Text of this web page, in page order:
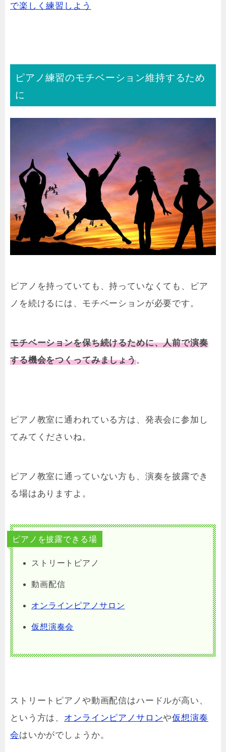
で楽しく練習しよう
ピアノ練習のモチベーション維持するため
に
ピアノを持っていても、持っていなくても、ピア
ノを続けるには、モチベーションが必要です。
モチベーションを保ち続けるために、人前で演奏
する機会をつくってみましょう。
ピアノ教室に通われている方は、発表会に参加し
てみてくださいね。
ピアノ教室に通っていない方も、演奏を披露でき
る場はありますよ。
ピアノを披露できる場
ストリートピアノ
動画配信
オンラインピアノサロン
仮想演奏会
ストリートピアノや動画配信はハードルが高い、
という 方は、 オンラインピアノサロンや仮想演奏
会はいかがでしょうか。